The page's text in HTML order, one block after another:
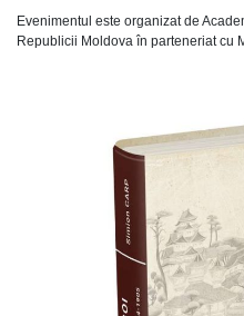
Evenimentul este organizat de
Republicii Moldova în parteneriat cu